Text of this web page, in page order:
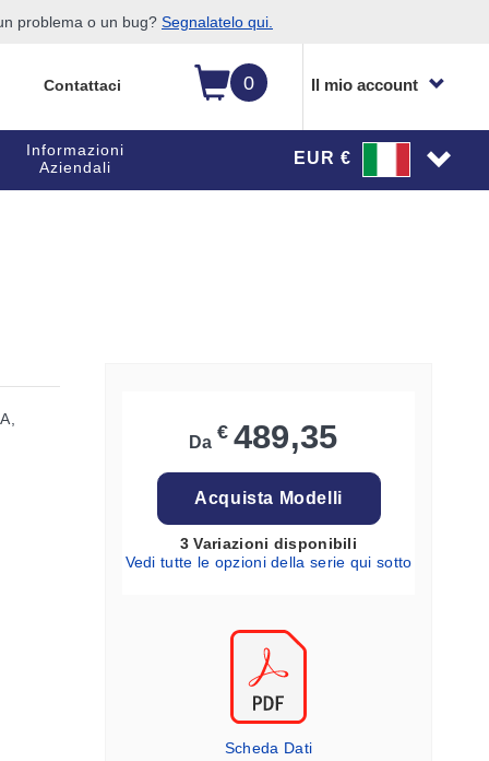
problema o un bug? Segnalatelo qui.
0 Il mio account
Contattaci
Informazioni
Aziendali
EUR €
Da € 489,35
Acquista Modelli
3 Variazioni disponibili
Vedi tutte le opzioni della serie qui sotto
Scheda Dati